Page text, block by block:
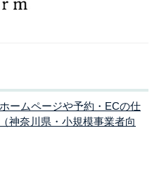
ームページや予約・ECの仕
神奈川県・小規模事業者向